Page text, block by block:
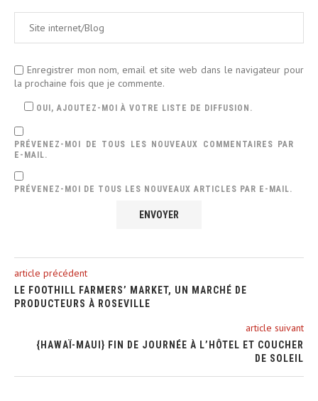
Enregistrer mon nom, email et site web dans le navigateur pour
la prochaine fois que je commente.
OUI, AJOUTEZ-MOI À VOTRE LISTE DE DIFFUSION.
PRÉVENEZ-MOI DE TOUS LES NOUVEAUX COMMENTAIRES PAR
E-MAIL.
PRÉVENEZ-MOI DE TOUS LES NOUVEAUX ARTICLES PAR E-MAIL.
article précédent
LE FOOTHILL FARMERS’ MARKET, UN MARCHÉ DE
PRODUCTEURS À ROSEVILLE
article suivant
{HAWAÏ-MAUI} FIN DE JOURNÉE À L’HÔTEL ET COUCHER
DE SOLEIL